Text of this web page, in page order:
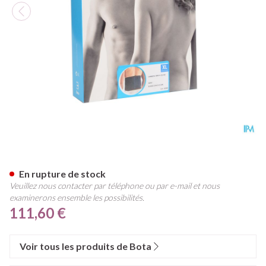
111,60 €
En rupture de stock
Veuillez nous contacter par téléphone ou par e-mail et nous
examinerons ensemble les possibilités.
Voir tous les produits de Bota